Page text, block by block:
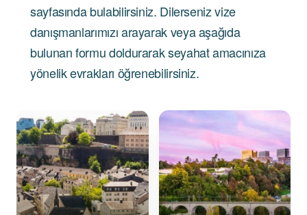
sayfasında bulabilirsiniz. Dilerseniz vize
danışmanlarımızı arayarak veya aşağıda
bulunan formu doldurarak seyahat amacınıza
yönelik evrakları öğrenebilirsiniz.